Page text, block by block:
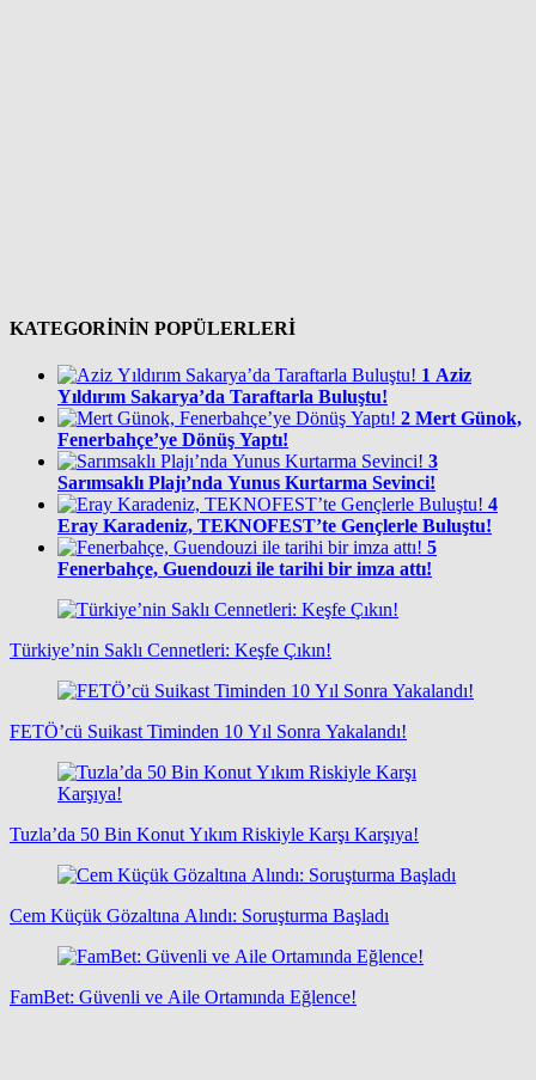
KATEGORİNİN POPÜLERLERİ
1 Aziz
Yıldırım Sakarya’da Taraftarla Buluştu!
2 Mert Günok,
Fenerbahçe’ye Dönüş Yaptı!
3
Sarımsaklı Plajı’nda Yunus Kurtarma Sevinci!
4
Eray Karadeniz, TEKNOFEST’te Gençlerle Buluştu!
5
Fenerbahçe, Guendouzi ile tarihi bir imza attı!
Türkiye’nin Saklı Cennetleri: Keşfe Çıkın!
FETÖ’cü Suikast Timinden 10 Yıl Sonra Yakalandı!
Tuzla’da 50 Bin Konut Yıkım Riskiyle Karşı Karşıya!
Cem Küçük Gözaltına Alındı: Soruşturma Başladı
FamBet: Güvenli ve Aile Ortamında Eğlence!